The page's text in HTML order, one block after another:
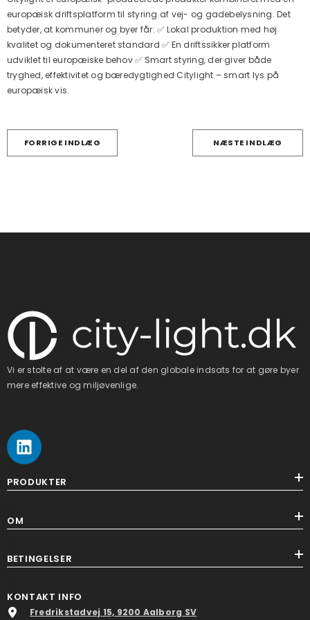
europæisk driftsplatform til styring af vej- og gadebelysning. Det
betyder, at kommuner og byer får: ✅ Lokal produktion med høj
kvalitet og dokumenteret standard ✅ En driftssikker platform
udviklet til europæiske behov ✅ Smart styring, der giver både
tryghed, effektivitet og bæredygtighed Citylight – smart lys på
europæisk vis.
FORRIGE INDLÆG NÆSTE INDLÆG
Vi er stolte af at være en del af den globale indsats for at gøre byer
mere effektive og miljøvenlige.
ss
PRODUKTER
OM
BETINGELSER
KONTAKT INFO
Fredrikstadvej 15, 9200 Aalborg SV